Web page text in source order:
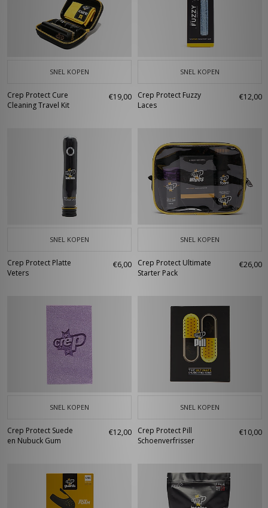
SNEL KOPEN
Crep Protect Cure
Cleaning Travel Kit
€19,00
SNEL KOPEN
Crep Protect Fuzzy
Laces
€12,00
SNEL KOPEN
Crep Protect Platte
Veters
€6,00
SNEL KOPEN
Crep Protect Ultimate
Starter Pack
€26,00
SNEL KOPEN
Crep Protect Suede
en Nubuck Gum
€12,00
SNEL KOPEN
Crep Protect Pill
Schoenverfrisser
€10,00